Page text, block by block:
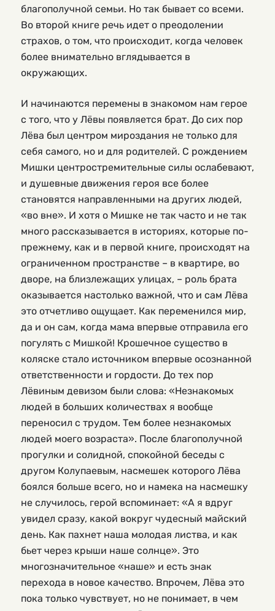
благополучной семьи. Но так бывает со всеми.
Во второй книге речь идет о преодолении
страхов, о том, что происходит, когда человек
более внимательно вглядывается в
окружающих.
И начинаются перемены в знакомом нам герое
с того, что у Лёвы появляется брат. До сих пор
Лёва был центром мироздания не только для
себя самого, но и для родителей. С рождением
Мишки центростремительные силы ослабевают,
и душевные движения героя все более
становятся направленными на других людей,
«во вне». И хотя о Мишке не так часто и не так
много рассказывается в историях, которые по-
прежнему, как и в первой книге, происходят на
ограниченном пространстве – в квартире, во
дворе, на близлежащих улицах, – роль брата
оказывается настолько важной, что и сам Лёва
это отчетливо ощущает. Как переменился мир,
да и он сам, когда мама впервые отправила его
погулять с Мишкой! Крошечное существо в
коляске стало источником впервые осознанной
ответственности и гордости. До тех пор
Лёвиным девизом были слова: «Незнакомых
людей в больших количествах я вообще
переносил с трудом. Тем более незнакомых
людей моего возраста». После благополучной
прогулки и солидной, спокойной беседы с
другом Колупаевым, насмешек которого Лёва
боялся больше всего, но и намека на насмешку
не случилось, герой вспоминает: «А я вдруг
увидел сразу, какой вокруг чудесный майский
день. Как пахнет наша молодая листва, и как
бьет через крыши наше солнце». Это
многозначительное «наше» и есть знак
перехода в новое качество. Впрочем, Лёва это
пока только чувствует, но не понимает, в чем